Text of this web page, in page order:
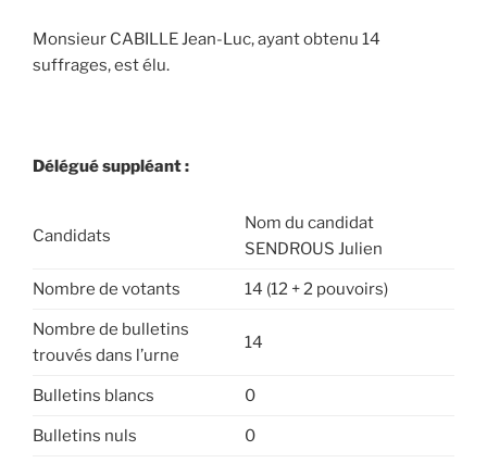
Monsieur CABILLE Jean-Luc, ayant obtenu 14
suffrages, est élu.
Délégué suppléant :
Candidats
Nom du candidat
SENDROUS Julien
Nombre de votants 14 (12 + 2 pouvoirs)
Nombre de bulletins
trouvés dans l’urne
14
Bulletins blancs 0
Bulletins nuls 0